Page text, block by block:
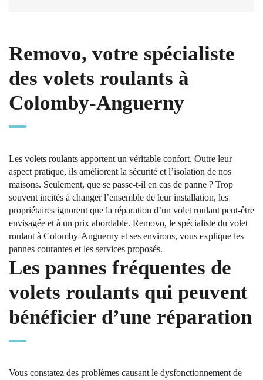
Removo, votre spécialiste
des volets roulants à
Colomby-Anguerny
Les volets roulants apportent un véritable confort. Outre leur
aspect pratique, ils améliorent la sécurité et l’isolation de nos
maisons. Seulement, que se passe-t-il en cas de panne ? Trop
souvent incités à changer l’ensemble de leur installation, les
propriétaires ignorent que la réparation d’un volet roulant peut-être
envisagée et à un prix abordable. Removo, le spécialiste du volet
roulant à Colomby-Anguerny et ses environs, vous explique les
pannes courantes et les services proposés.
Les pannes fréquentes de
volets roulants qui peuvent
bénéficier d’une réparation
Vous constatez des problèmes causant le dysfonctionnement de